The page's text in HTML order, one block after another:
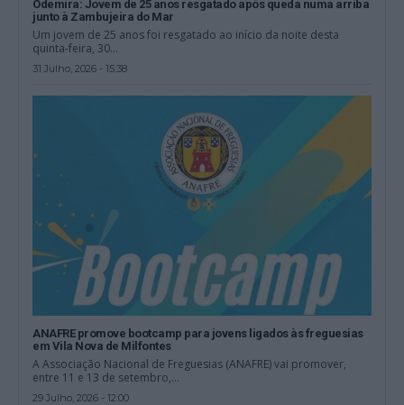
Odemira: Jovem de 25 anos resgatado após queda numa arriba
junto à Zambujeira do Mar
Um jovem de 25 anos foi resgatado ao início da noite desta
quinta-feira, 30...
31 Julho, 2026 - 15:38
ANAFRE promove bootcamp para jovens ligados às freguesias
em Vila Nova de Milfontes
A Associação Nacional de Freguesias (ANAFRE) vai promover,
entre 11 e 13 de setembro,...
29 Julho, 2026 - 12:00